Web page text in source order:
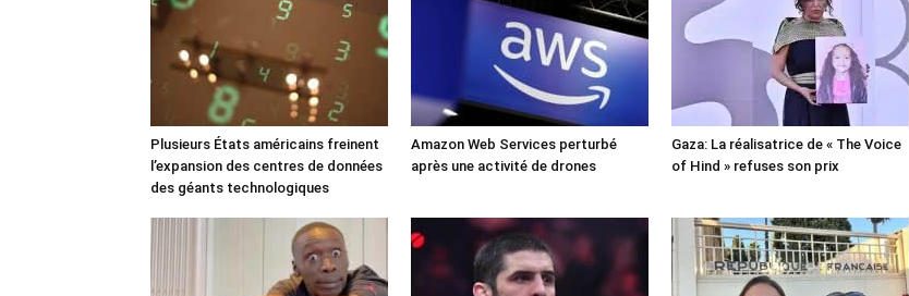
Plusieurs États américains freinent
l’expansion des centres de données
des géants technologiques
Amazon Web Services perturbé
après une activité de drones
Gaza: La réalisatrice de « The Voice
of Hind » refuses son prix